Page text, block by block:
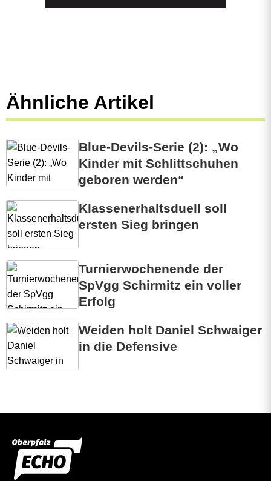
Ähnliche Artikel
Blue-Devils-Serie (2): „Wo
Kinder mit Schlittschuhen
geboren werden“
Klassenerhaltsduell soll
ersten Sieg bringen
Turnierwochenende der
SpVgg Schirmitz ein voller
Erfolg
Weiden holt Daniel Schwaiger
in die Defensive